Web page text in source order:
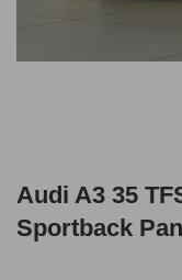
Audi A3 35
Sportback